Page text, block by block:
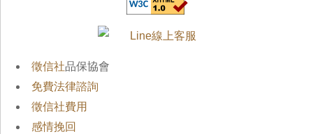
徵信社品保協會
免費法律諮詢
徵信社費用
感情挽回